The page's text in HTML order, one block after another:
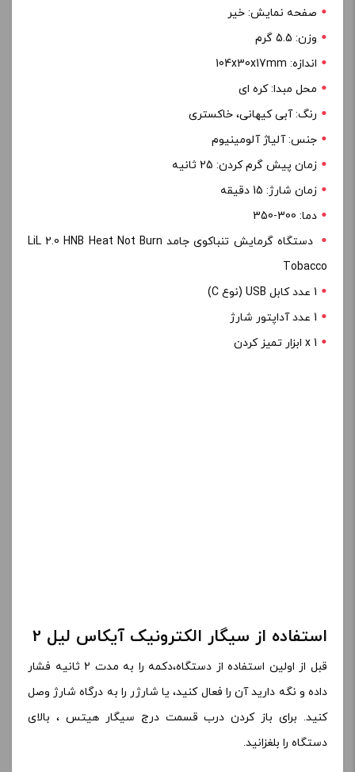
صفحه نمایش: خیر
وزن: 5.5 گرم
اندازه: 104x30x17mm
محل مبدا: کره ای
رنگ: آبی کیهانی، خاکستری
جنس: آلیاژ آلومینیوم
زمان پیش گرم کردن: 25 ثانیه
زمان شارژ: 15 دقیقه
دما: 300-350
دستگاه گرمایش تنباکوی جامد LiL 2.0 HNB Heat Not Burn
Tobacco
1 عدد کابل USB (نوع C)
1 عدد آداپتور شارژ
1 x ابزار تمیز کردن
استفاده از سیگار الکترونیک آیکاس لیل 2
قبل از اولین استفاده از دستگاه،دکمه را به مدت 2 ثانیه فشار
داده و نگه دارید آن را فعال کنید، یا شارژر را به درگاه شارژ وصل
کنید. برای باز کردن درب قسمت درج سیگار هیتس ، بالای
دستگاه را بلغزانید.